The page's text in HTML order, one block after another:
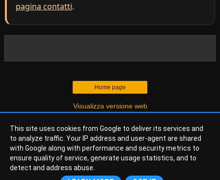
pagina contatti.
Home page
Visualizza versione web
© 2026Web Agency Italia
- Osservatorio Eagle.
Direzione Scientifica:
IrisForm (No-Profit)
, ricerca indipendente
sulla qualità digitale.
Chi Siamo-Directory
This site uses cookies from Google to deliver its services and
to analyze traffic. Your IP address and user-agent are shared
with Google along with performance and security metrics to
ensure quality of service, generate usage statistics, and to
detect and address abuse.